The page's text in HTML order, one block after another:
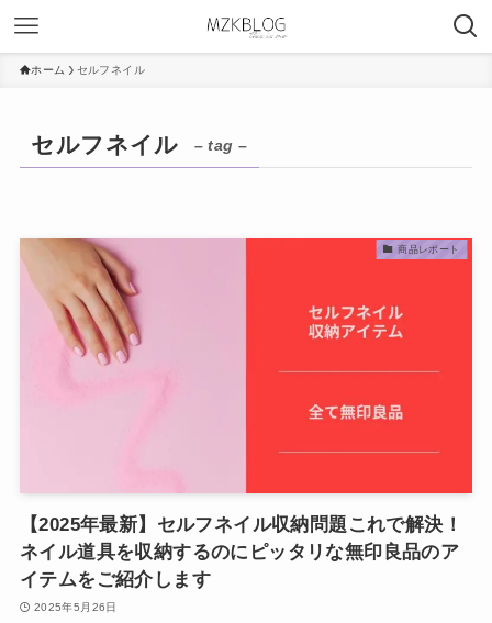
ホーム セルフネイル
セルフネイル – tag –
商品レポート
【2025年最新】セルフネイル収納問題これで解決！
ネイル道具を収納するのにピッタリな無印良品のア
イテムをご紹介します
2025年5月26日